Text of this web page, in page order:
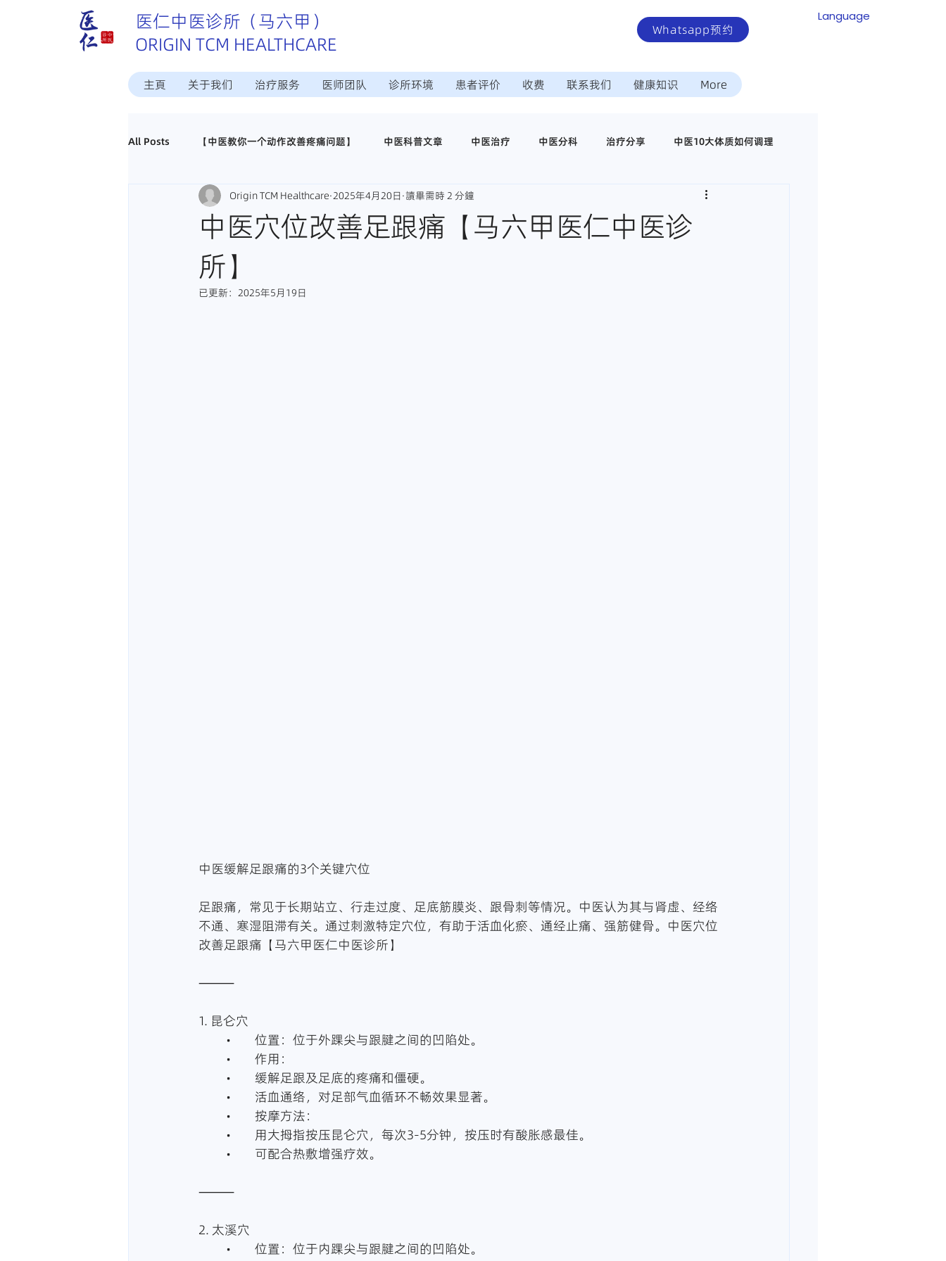
医仁中医诊所（马六甲）
ORIGIN TCM HEALTHCARE
Whatsapp预约
Language
主頁 关于我们 治疗服务 医师团队 诊所环境 患者评价 收费 联系我们 健康知识 More
All Posts 【中医教你一个动作改善疼痛问题】 中医科普文章 中医治疗 中医分科 治疗分享 中医10大体质如何调理
这个病中医怎样治？ 中医调理治疗 日常调理保养 中医穴位养生 中医调理代谢疾病
真实好评分享
中医穴位改善足跟痛【马六甲医仁中医诊
所】
Origin TCM Healthcare 2025年4月20日 讀畢需時 2 分鐘
已更新： 2025年5月19日
中医缓解足跟痛的3个关键穴位
足跟痛，常见于长期站立、行走过度、足底筋膜炎、跟骨刺等情况。中医认为其与肾虚、经络
不通、寒湿阻滞有关。通过刺激特定穴位，有助于活血化瘀、通经止痛、强筋健骨。中医穴位
改善足跟痛【马六甲医仁中医诊所】
⸻
1. 昆仑穴
	•	位置：位于外踝尖与跟腱之间的凹陷处。
	•	作用：
	•	缓解足跟及足底的疼痛和僵硬。
	•	活血通络，对足部气血循环不畅效果显著。
	•	按摩方法：
	•	用大拇指按压昆仑穴，每次3-5分钟，按压时有酸胀感最佳。
	•	可配合热敷增强疗效。
⸻
2. 太溪穴
	•	位置：位于内踝尖与跟腱之间的凹陷处。